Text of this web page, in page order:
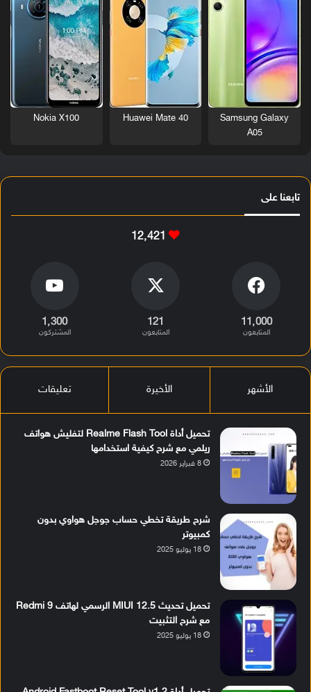
Samsung Galaxy
A05
Huawei Mate 40
Nokia X100
تابعنا على
12٬421
11٬000
المتابعون
121
المتابعون
1٬300
المشتركون
الأشهر الأخيرة تعليقات
تحميل أداة Realme Flash Tool لتفليش هواتف
ريلمي مع شرح كيفية استخدامها
8 فبراير 2026
شرح طريقة تخطي حساب جوجل هواوي بدون
كمبيوتر
18 يوليو 2025
تحميل تحديث MIUI 12.5 الرسمي لهاتف Redmi 9
مع شرح التثبيت
18 يوليو 2025